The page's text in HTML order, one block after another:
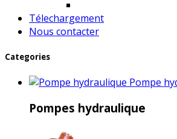
Télechargement
Nous contacter
Categories
Pompe
Pompes hydraulique